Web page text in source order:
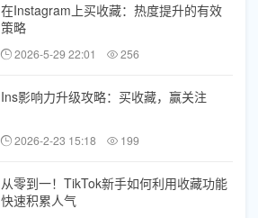
在Instagram上买收藏：热度提升的有效
策略
2026-5-29 22:01 256
Ins影响力升级攻略：买收藏，赢关注
2026-2-23 15:18 199
从零到一！TikTok新手如何利用收藏功能
快速积累人气